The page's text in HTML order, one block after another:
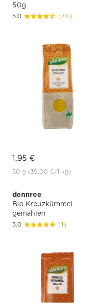
50g
5.0 (78)
1,95 €
50 g (39,00 €/1 kg)
dennree
Bio Kreuzkümmel
gemahlen
5.0 (1)